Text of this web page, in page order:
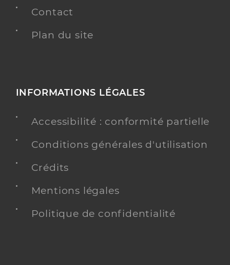
Contact
Plan du site
INFORMATIONS LÉGALES
Accessibilité : conformité partielle
Conditions générales d'utilisation
Crédits
Mentions légales
Politique de confidentialité